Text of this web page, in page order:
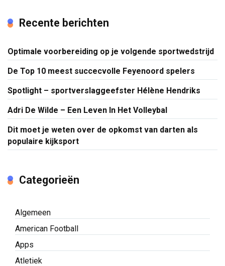
Recente berichten
Optimale voorbereiding op je volgende sportwedstrijd
De Top 10 meest succecvolle Feyenoord spelers
Spotlight – sportverslaggeefster Hélène Hendriks
Adri De Wilde – Een Leven In Het Volleybal
Dit moet je weten over de opkomst van darten als
populaire kijksport
Categorieën
Algemeen
American Football
Apps
Atletiek